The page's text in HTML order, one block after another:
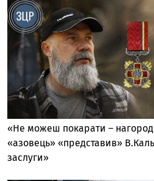
«Не можеш покарати –
«азовець» «представив»
заслуги»